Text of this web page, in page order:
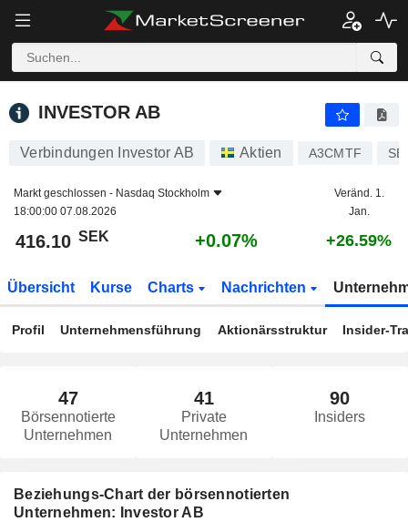
INVESTOR AB
INVESTOR AB
Verbindungen Investor AB Aktien A3CMTF
Markt geschlossen - Nasdaq Stockholm
18:00:00 07.08.2026
Veränd. 1.
Jan.
416.10 SEK +0.07% +26.59%
Übersicht Kurse Charts Nachrichten
Profil Unternehmensführung Aktionärsstruktur Insider-
47
Börsennotierte
Unternehmen
41
Private
Unternehmen
90
Insiders
Beziehungs-Chart der börsennotierten
Unternehmen: Investor AB